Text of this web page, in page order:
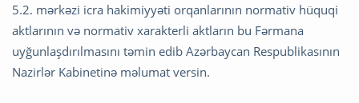
5.2. mərkəzi icra hakimiyyəti orqanlarının normativ hüquqi
aktlarının və normativ xarakterli aktların bu Fərmana
uyğunlaşdırılmasını təmin edib Azərbaycan Respublikasının
Nazirlər Kabinetinə məlumat versin.